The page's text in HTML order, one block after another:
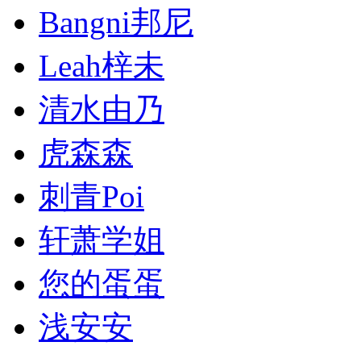
Bangni邦尼
Leah梓未
清水由乃
虎森森
刺青Poi
轩萧学姐
您的蛋蛋
浅安安